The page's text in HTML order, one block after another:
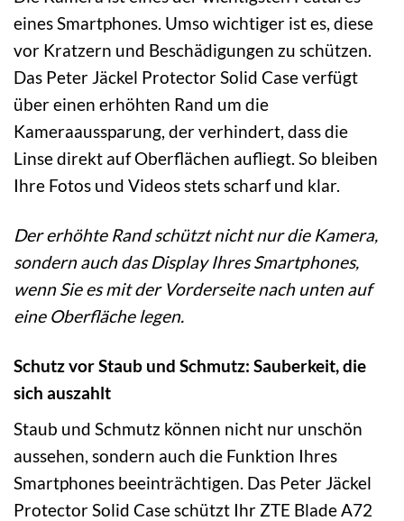
eines Smartphones. Umso wichtiger ist es, diese
vor Kratzern und Beschädigungen zu schützen.
Das Peter Jäckel Protector Solid Case verfügt
über einen erhöhten Rand um die
Kameraaussparung, der verhindert, dass die
Linse direkt auf Oberflächen aufliegt. So bleiben
Ihre Fotos und Videos stets scharf und klar.
Der erhöhte Rand schützt nicht nur die Kamera,
sondern auch das Display Ihres Smartphones,
wenn Sie es mit der Vorderseite nach unten auf
eine Oberfläche legen.
Schutz vor Staub und Schmutz: Sauberkeit, die
sich auszahlt
Staub und Schmutz können nicht nur unschön
aussehen, sondern auch die Funktion Ihres
Smartphones beeinträchtigen. Das Peter Jäckel
Protector Solid Case schützt Ihr ZTE Blade A72